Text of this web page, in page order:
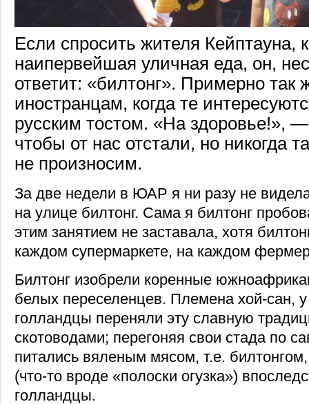
Если спросить жителя Кейптауна,
наипервейшая уличная еда, он,
ответит: «билтонг». Примерно
иностранцам, когда те
русским тостом. «На здоровье!»,
чтобы от нас отстали, но никогда
не произносим.
За две недели в ЮАР я ни разу не
на улице билтонг. Сама я билтонг
этим занятием не заставала, хотя
каждом супермаркете, на каждом
Билтонг изобрели коренные
белых переселенцев. Племена хой-сан,
голландцы переняли эту славную
скотоводами; перегоняя свои стада по
питались вяленым мясом, т.е.
(что-то вроде «полоски огузка»)
голландцы.